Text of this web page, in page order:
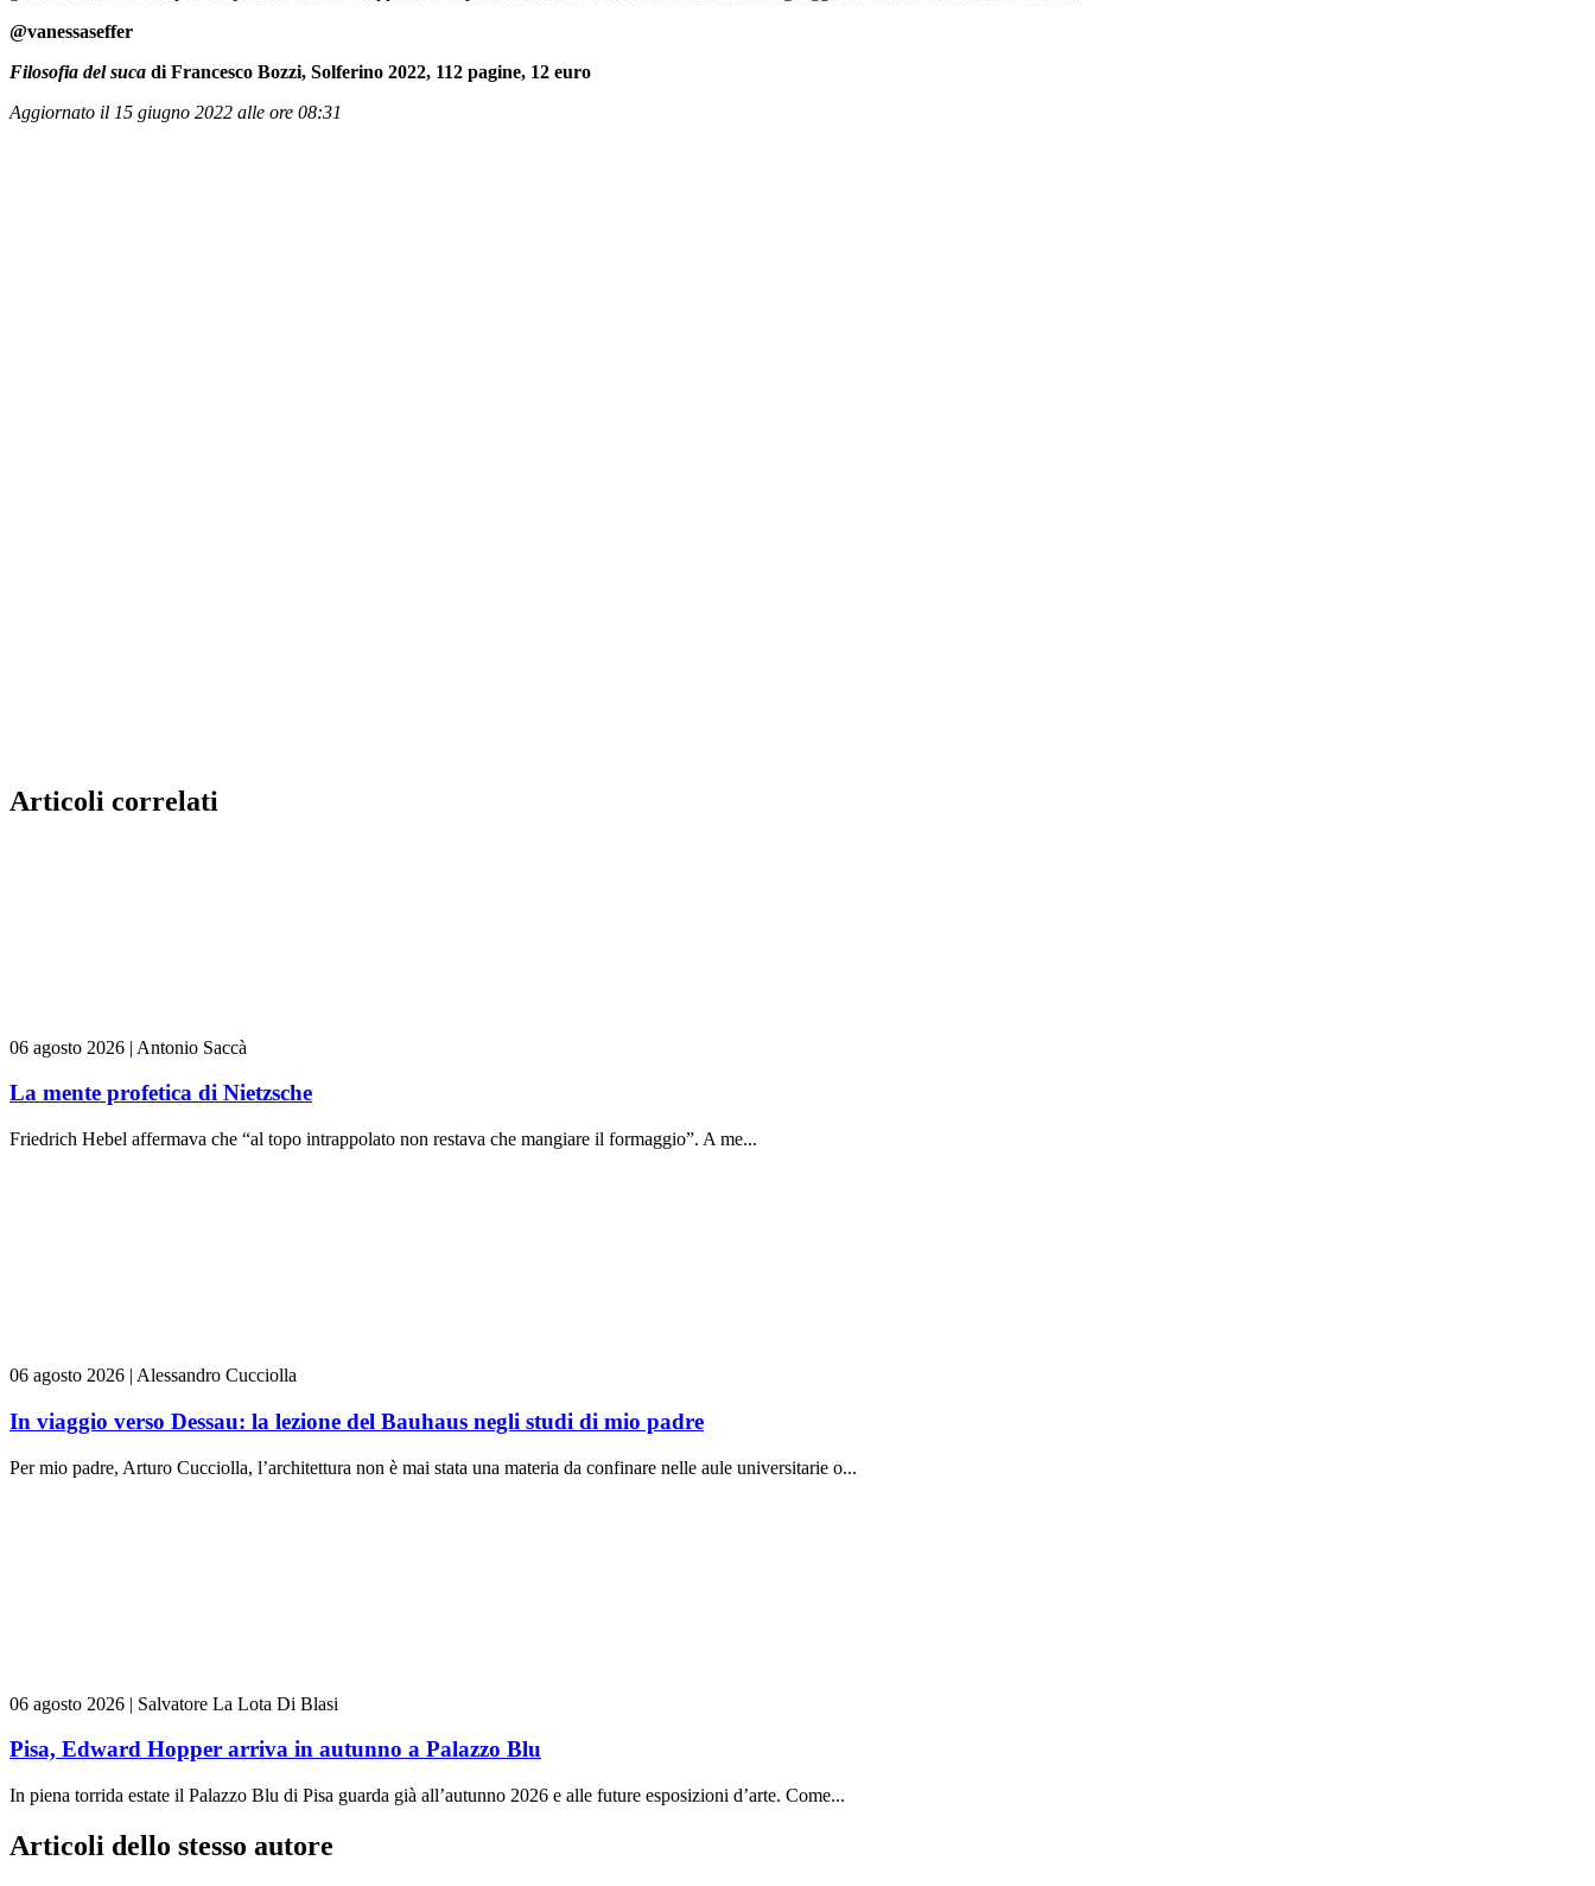
@vanessaseffer
Filosofia del suca di Francesco Bozzi, Solferino 2022, 112 pagine, 12 euro
Aggiornato il 15 giugno 2022 alle ore 08:31
Articoli correlati
06 agosto 2026 | Antonio Saccà
La mente profetica di Nietzsche
Friedrich Hebel affermava che “al topo intrappolato non restava che mangiare il formaggio”. A me...
06 agosto 2026 | Alessandro Cucciolla
In viaggio verso Dessau: la lezione del Bauhaus negli studi di mio padre
Per mio padre, Arturo Cucciolla, l’architettura non è mai stata una materia da confinare nelle aule universitarie o...
06 agosto 2026 | Salvatore La Lota Di Blasi
Pisa, Edward Hopper arriva in autunno a Palazzo Blu
In piena torrida estate il Palazzo Blu di Pisa guarda già all’autunno 2026 e alle future esposizioni d’arte. Come...
Articoli dello stesso autore